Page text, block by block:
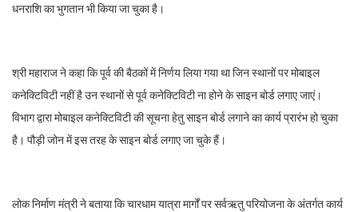
धनराशि का भुगतान भी किया जा चुका है।
श्री महाराज ने कहा कि पूर्व की बैठकों में निर्णय लिया गया था जिन स्थानों पर मोबाइल
कनेक्टिविटी नहीं है उन स्थानों से पूर्व कनेक्टिविटी ना होने के साइन बोर्ड लगाए जाएं।
विभाग द्वारा मोबाइल कनेक्टिविटी की सूचना हेतु साइन बोर्ड लगाने का कार्य प्रारंभ हो चुका
है। पौड़ी जोन में इस तरह के साइन बोर्ड लगाए जा चुके हैं।
लोक निर्माण मंत्री ने बताया कि चारधाम यात्रा मार्गों पर सर्वऋतु परियोजना के अंतर्गत कार्य